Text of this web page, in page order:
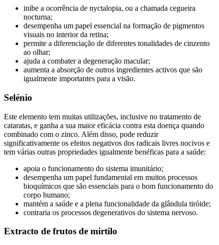
inibe a ocorrência de nyctalopia, ou a chamada cegueira
nocturna;
desempenha um papel essencial na formação de pigmentos
visuais no interior da retina;
permite a diferenciação de diferentes tonalidades de cinzento
ao olhar;
ajuda a combater a degeneração macular;
aumenta a absorção de outros ingredientes activos que são
igualmente importantes para a visão.
Selénio
Este elemento tem muitas utilizações, inclusive no tratamento de
cataratas, e ganha a sua maior eficácia contra esta doença quando
combinado com o zinco. Além disso, pode reduzir
significativamente os efeitos negativos dos radicais livres nocivos e
tem várias outras propriedades igualmente benéficas para a saúde:
apoia o funcionamento do sistema imunitário;
desempenha um papel fundamental em muitos processos
bioquímicos que são essenciais para o bom funcionamento do
corpo humano;
mantém a saúde e a plena funcionalidade da glândula tiróide;
contraria os processos degenerativos do sistema nervoso.
Extracto de frutos de mirtilo